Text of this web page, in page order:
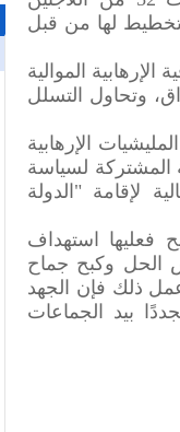
لها من قبل
الموالية
وتحاول التسلل
الإرهابية
المشتركة لسياسة
لإقامة "الدولة
فعليها استهداف
الحل وكبح جماح
عمل ذلك فإن الجهد
بيد الجماعات